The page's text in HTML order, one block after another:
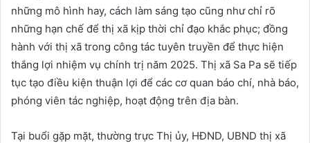
những mô hình hay, cách làm sáng tạo cũng như chỉ rõ
những hạn chế để thị xã kịp thời chỉ đạo khắc phục; đồng
hành với thị xã trong công tác tuyên truyền để thực hiện
thắng lợi nhiệm vụ chính trị năm 2025. Thị xã Sa Pa sẽ tiếp
tục tạo điều kiện thuận lợi để các cơ quan báo chí, nhà báo,
phóng viên tác nghiệp, hoạt động trên địa bàn.
Tại buổi gặp mặt, thường trực Thị ủy, HĐND, UBND thị xã